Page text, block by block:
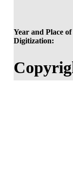
Year and Place of
Digitization: